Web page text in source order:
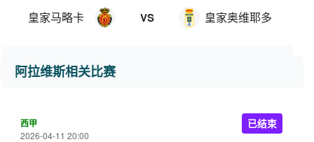
皇家马略卡 VS 皇家奥维耶多
阿拉维斯相关比赛
西甲
2026-04-11 20:00
已结束